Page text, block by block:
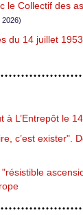
le Collectif des
2026)
du 14 juillet 1953
à L’Entrepôt le
c’est exister".